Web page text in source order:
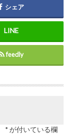
シェア
feedly
*が付いている欄